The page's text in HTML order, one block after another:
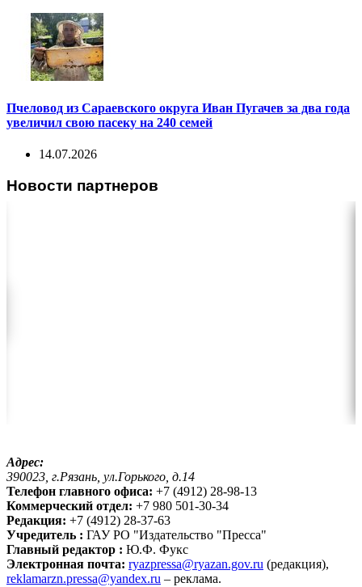
Пчеловод из Сараевского округа Иван Пугачев за два года
увеличил свою пасеку на 240 семей
14.07.2026
Новости партнеров
Адрес:
390023, г.Рязань, ул.Горького, д.14
Телефон главного офиса: +7 (4912) 28-98-13
Коммерческий отдел: +7 980 501-30-34
Редакция: +7 (4912) 28-37-63
Учредитель : ГАУ РО "Издательство "Пресса"
Главный редактор : Ю.Ф. Фукс
Электронная почта: ryazpressa@ryazan.gov.ru (редакция),
reklamarzn.pressa@yandex.ru – реклама.